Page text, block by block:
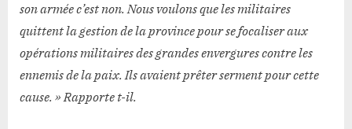
son armée c’est non. Nous voulons que les militaires
quittent la gestion de la province pour se focaliser aux
opérations militaires des grandes envergures contre les
ennemis de la paix. Ils avaient prêter serment pour cette
cause. » Rapporte t-il.